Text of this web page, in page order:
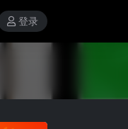
登录